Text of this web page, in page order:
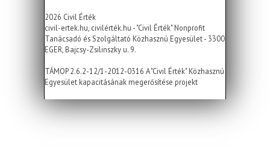
2026 Civil Érték
civil-ertek.hu, civilérték.hu - "Civil Érték" Nonprofit
Tanácsadó és Szolgáltató Közhasznú Egyesület - 3300
EGER, Bajcsy-Zsilinszky u. 9.
TÁMOP 2.6.2-12/1-2012-0316 A "Civil Érték" Közhasznú
Egyesület kapacitásának megerősítése projekt